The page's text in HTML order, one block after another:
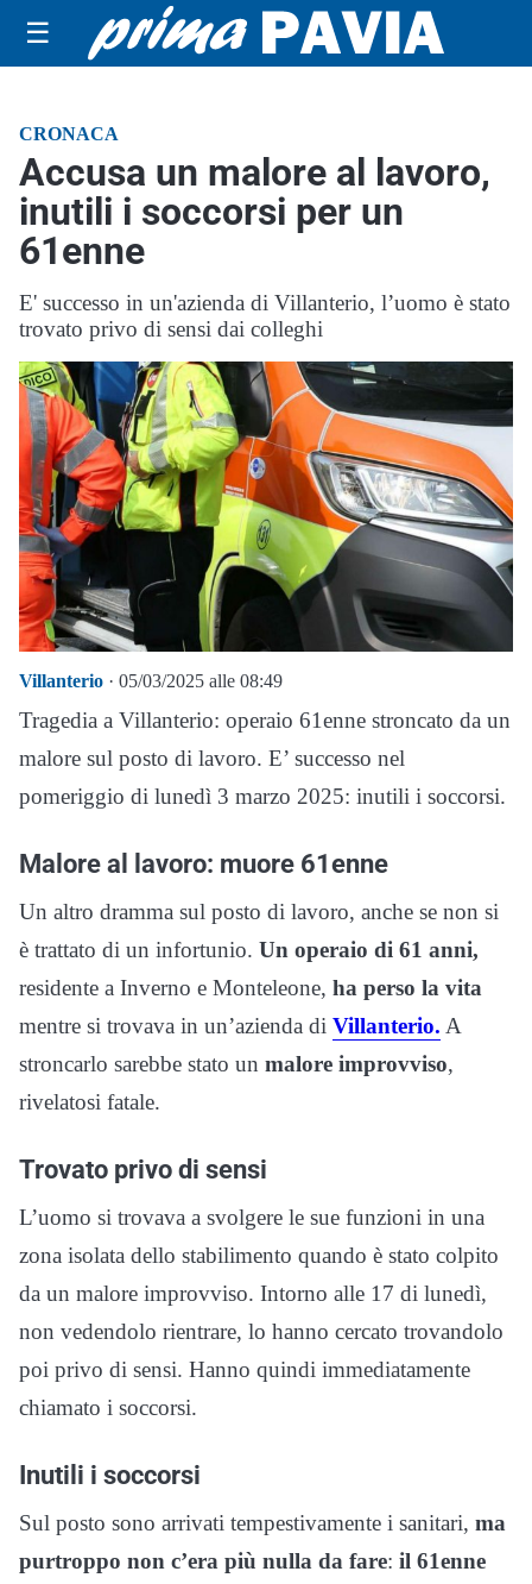
☰
CRONACA
Accusa un malore al lavoro,
inutili i soccorsi per un
61enne
E' successo in un'azienda di Villanterio, l’uomo è stato
trovato privo di sensi dai colleghi
Villanterio · 05/03/2025 alle 08:49
Tragedia a Villanterio: operaio 61enne stroncato da un
malore sul posto di lavoro. E’ successo nel
pomeriggio di lunedì 3 marzo 2025: inutili i soccorsi.
Malore al lavoro: muore 61enne
Un altro dramma sul posto di lavoro, anche se non si
è trattato di un infortunio. Un operaio di 61 anni,
residente a Inverno e Monteleone, ha perso la vita
mentre si trovava in un’azienda di Villanterio. A
stroncarlo sarebbe stato un malore improvviso,
rivelatosi fatale.
Trovato privo di sensi
L’uomo si trovava a svolgere le sue funzioni in una
zona isolata dello stabilimento quando è stato colpito
da un malore improvviso. Intorno alle 17 di lunedì,
non vedendolo rientrare, lo hanno cercato trovandolo
poi privo di sensi. Hanno quindi immediatamente
chiamato i soccorsi.
Inutili i soccorsi
Sul posto sono arrivati tempestivamente i sanitari, ma
purtroppo non c’era più nulla da fare: il 61enne